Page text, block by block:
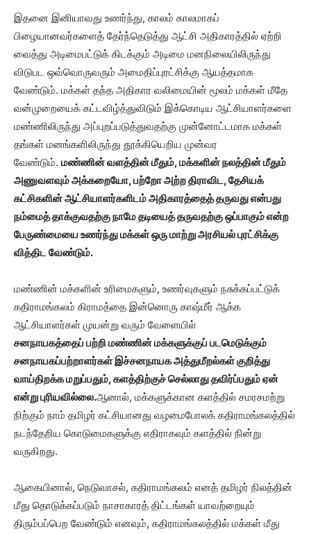
இதனை இனியாவது உணர்ந்து, காலம் காலமாகப்
பிழையானவர்களைத் தேர்ந்தெடுத்து ஆட்சி அதிகாரத்தில் ஏற்றி
வைத்து அடிமைபட்டுக் கிடக்கும் அடிமை மனநிலையிலிருந்து
விடுபட ஒவ்வொருவரும் அமைதிப்புரட்சிக்கு ஆயத்தமாக
வேண்டும். மக்கள் தந்த அதிகார வலிமையின் மூலம் மக்கள் மீதே
வன்முறையைக் கட்டவிழ்த்துவிடும் இக்கொடிய ஆட்சியாளர்களை
மண்ணிலிருந்து அப்புறப்படுத்துவதற்கு முன்னோட்டமாக மக்கள்
தங்கள் மனங்களிலிருந்து தூக்கியெறிய முன்வர
வேண்டும். மண்ணின் வளத்தின் மீதும், மக்களின் நலத்தின் மீதும்
அணுவளவும் அக்கறையோ, பற்றோ அற்ற திராவிட, தேசியக்
கட்சிகளின் ஆட்சியாளர்களிடம் அதிகாரத்தைத் தருவது என்பது
நம்மைத் தாக்குவதற்கு நாமே தடியைத் தருவதற்கு ஒப்பாகும் என்ற
பேருண்மையை உணர்ந்து மக்கள் ஒரு மாற்று அரசியல் புரட்சிக்கு
வித்திட வேண்டும்.
மண்ணின் மக்களின் உரிமைகளும், உணர்வுகளும் நசுக்கப்பட்டுக்
கதிராமங்கலம் கிராமத்தை இன்னொரு காஷ்மீர் ஆக்க
ஆட்சியாளர்கள் முயன்று வரும் வேளையில்
சனநாயகத்தைப் பற்றி மண்ணின் மக்களுக்குப் படமெடுக்கும்
சனநாயகப்பற்றாளர்கள் இச்சனநாயக அத்துமீறல்கள் குறித்து
வாய்திறக்க மறுப்பதும், களத்திற்குச் செல்லாது தவிர்ப்பதும் ஏன்
என்று புரியவில்லை.ஆனால், மக்களுக்கான களத்தில் சமரசமற்று
நிற்கும் நாம் தமிழர் கட்சியானது வழமைபோலக் கதிராமங்கலத்தில்
நடந்தேறிய கொடுமைகளுக்கு எதிராகவும் களத்தில் நின்று
வருகிறது.
ஆகையினால், நெடுவாசல், கதிராமங்கலம் எனத் தமிழர் நிலத்தின்
மீது தொடுக்கப்படும் நாசாகாரத் திட்டங்கள் யாவற்றையும்
திரும்பப்பெற வேண்டும் எனவும், கதிராமங்கலத்தில் மக்கள் மீது